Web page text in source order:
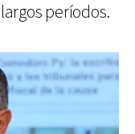
períodos.